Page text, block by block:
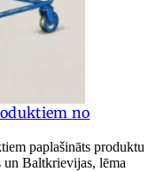
no
paplašināts produktu
Baltkrievijas, lēma